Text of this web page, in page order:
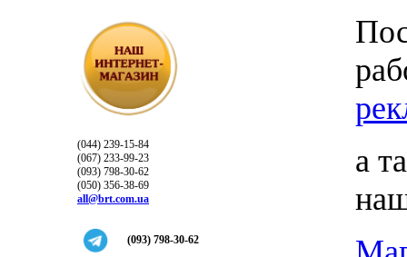
(044) 239-15-84
(067) 233-99-23
(093) 798-30-62
(050) 356-38-69
all@brt.com.ua
(093) 798-30-62
а